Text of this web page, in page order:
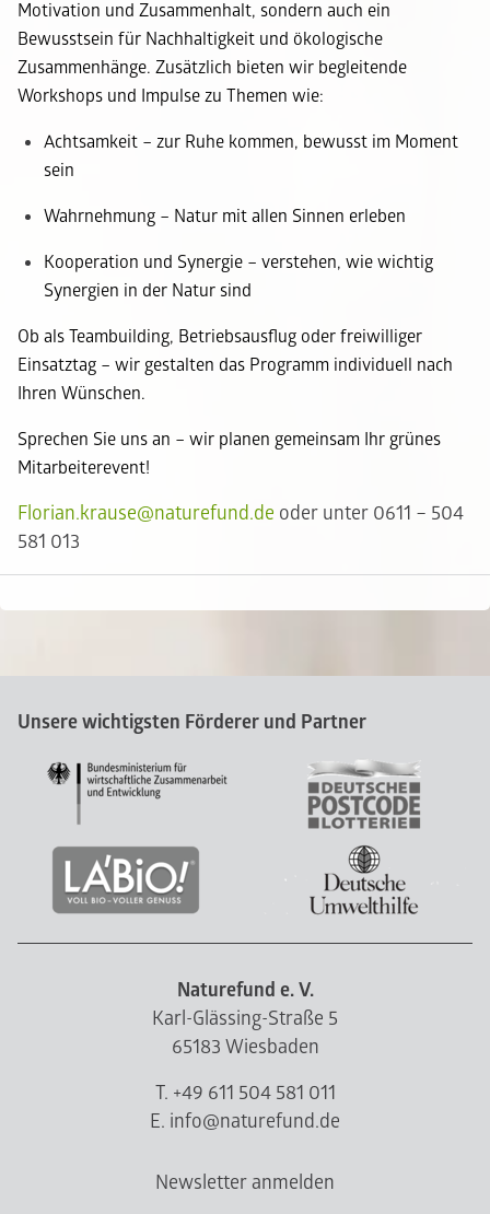
Motivation und Zusammenhalt, sondern auch ein
Bewusstsein für Nachhaltigkeit und ökologische
Zusammenhänge. Zusätzlich bieten wir begleitende
Workshops und Impulse zu Themen wie:
Achtsamkeit – zur Ruhe kommen, bewusst im Moment
sein
Wahrnehmung – Natur mit allen Sinnen erleben
Kooperation und Synergie – verstehen, wie wichtig
Synergien in der Natur sind
Ob als Teambuilding, Betriebsausflug oder freiwilliger
Einsatztag – wir gestalten das Programm individuell nach
Ihren Wünschen.
Sprechen Sie uns an – wir planen gemeinsam Ihr grünes
Mitarbeiterevent!
Florian.krause@naturefund.de oder unter 0611 – 504
581 013
Unsere wichtigsten Förderer und Partner
Naturefund e. V.
Karl-Glässing-Straße 5
65183 Wiesbaden
T. +49 611 504 581 011
E. info@naturefund.de
Newsletter anmelden